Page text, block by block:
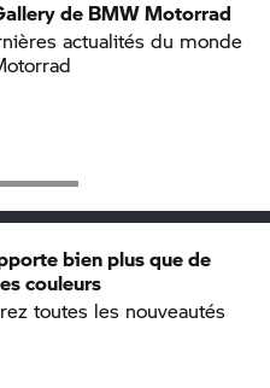
de BMW Motorrad
actualités du monde
bien plus que de
couleurs
toutes les nouveautés